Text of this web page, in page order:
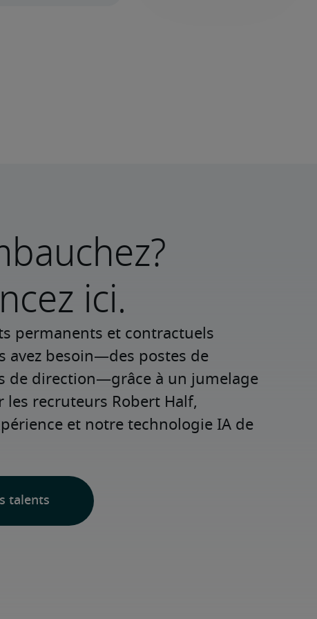
ici.
permanents et contractuels
avez besoin—des postes de
de direction—grâce à un jumelage
les recruteurs Robert Half,
et notre technologie IA de
talents